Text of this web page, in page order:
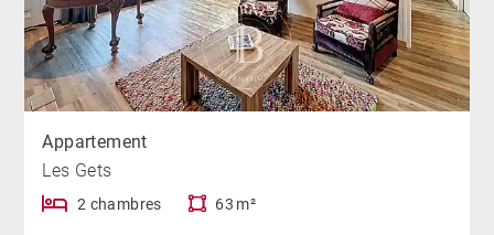
Appartement
Les Gets
2 chambres 63 m²